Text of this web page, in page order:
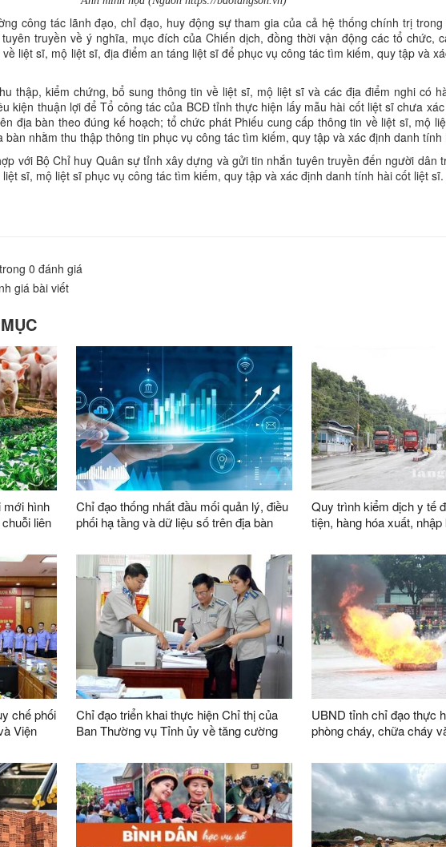
công tác lãnh đạo, chỉ đạo, huy động sự tham gia của cả hệ thống chính trị trong
truyền về ý nghĩa, mục đích của Chiến dịch, đồng thời vận động các tổ chức,
liệt sĩ, mộ liệt sĩ, địa điểm an táng liệt sĩ để phục vụ công tác tìm kiếm, quy tập và
thập, kiểm chứng, bổ sung thông tin về liệt sĩ, mộ liệt sĩ và các địa điểm nghi có
kiện thuận lợi để Tổ công tác của BCĐ tỉnh thực hiện lấy mẫu hài cốt liệt sĩ chưa
địa bàn theo đúng kế hoạch; tổ chức phát Phiếu cung cấp thông tin về liệt sĩ, mộ
nhằm thu thập thông tin phục vụ công tác tìm kiếm, quy tập và xác định danh tính
với Bộ Chỉ huy Quân sự tỉnh xây dựng và gửi tin nhắn tuyên truyền đến người dân
sĩ, mộ liệt sĩ phục vụ công tác tìm kiếm, quy tập và xác định danh tính hài cốt liệt sĩ.
trong 0 đánh giá
giá bài viết
mới hình
liên
nông
Chỉ đạo thống nhất đầu mối quản lý, điều
phối hạ tầng và dữ liệu số trên địa bàn
Quy trình kiểm dịch y tế
tiện, hàng hóa xuất,
vận chuyển hàng hoá
1119-1120 và đường
chuyển hàng hoá khu
1089 thuộc cặp cửa
Nghị (Việt Nam) - Hữu
Quốc)
chế phối
Viện
Chỉ đạo triển khai thực hiện Chỉ thị của
Ban Thường vụ Tỉnh ủy về tăng cường
hành án dân sự, thi hành án hành chính
trên địa bàn tỉnh
UBND tỉnh chỉ đạo thực
phòng cháy, chữa cháy